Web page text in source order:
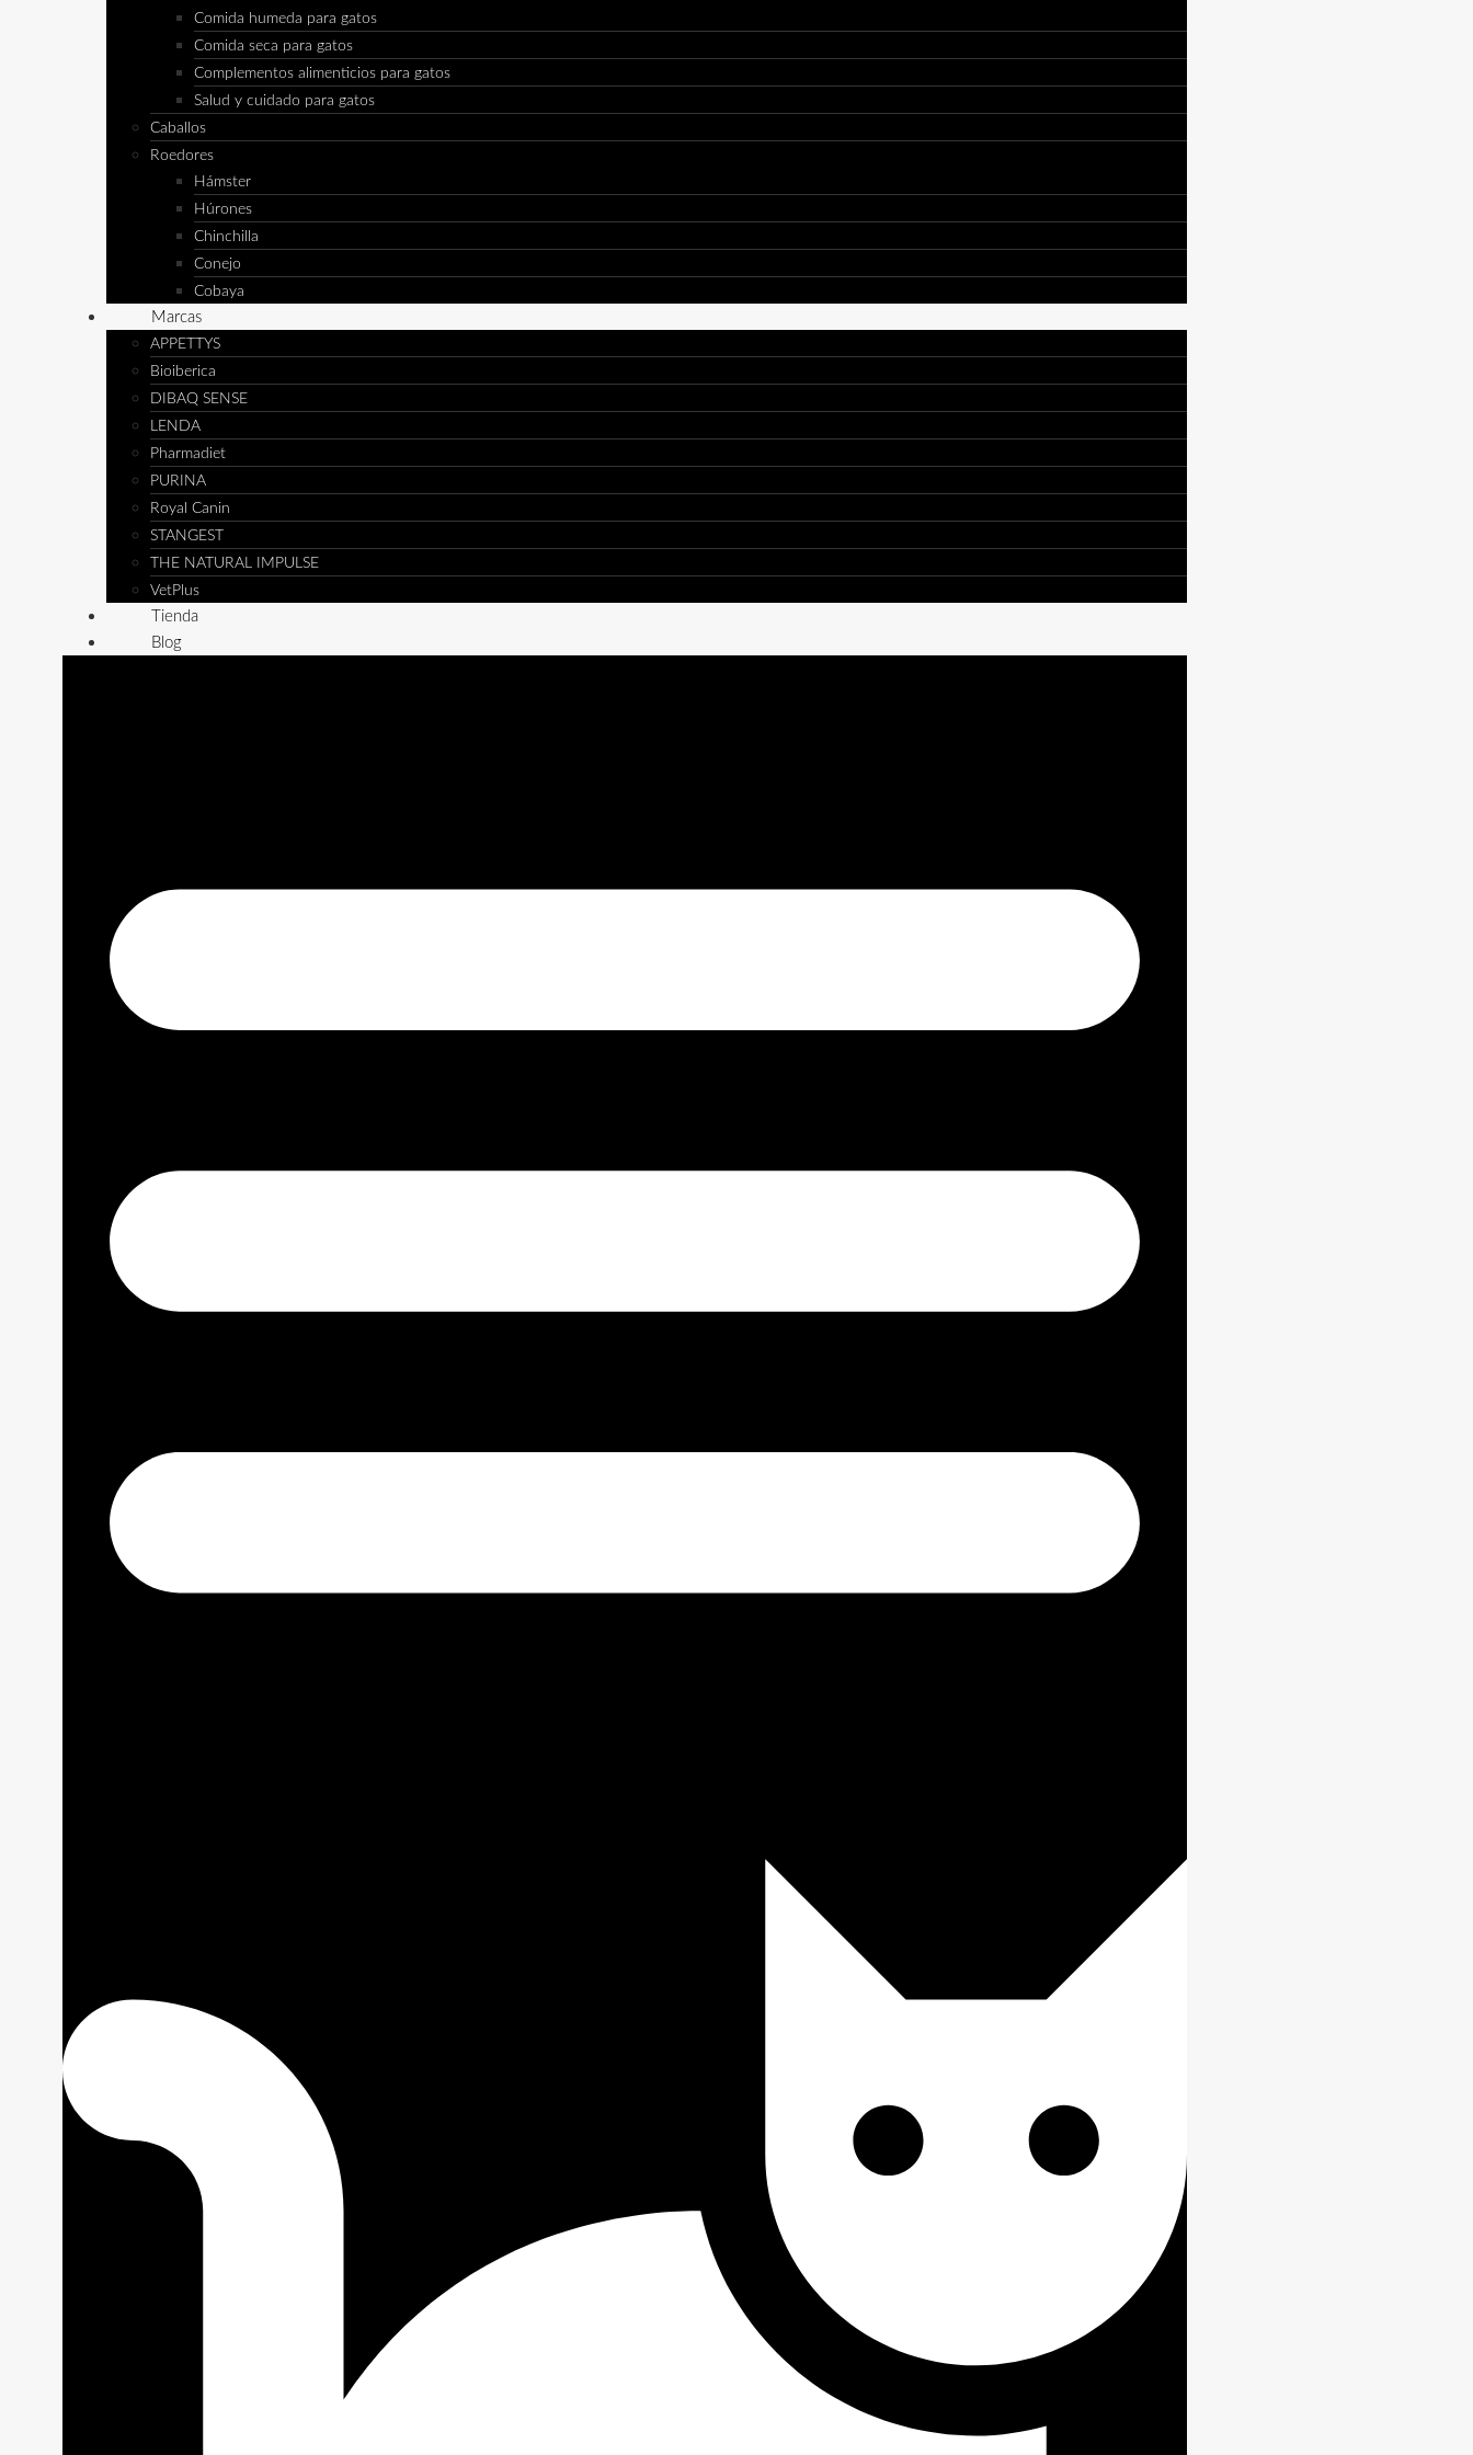
Comida humeda para gatos
Comida seca para gatos
Complementos alimenticios para gatos
Salud y cuidado para gatos
Caballos
Roedores
Hámster
Húrones
Chinchilla
Conejo
Cobaya
Marcas
APPETTYS
Bioiberica
DIBAQ SENSE
LENDA
Pharmadiet
PURINA
Royal Canin
STANGEST
THE NATURAL IMPULSE
VetPlus
Tienda
Blog